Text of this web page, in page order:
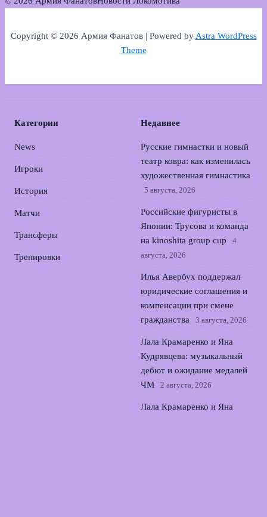
Copyright © 2026 Армия Фанатов | Powered byAstra WordPress
Theme
Категории
News
Игроки
История
Матчи
Трансферы
Тренировки
Недавнее
Русские гимнастки и новый
театр ковра: как изменилась
художественная гимнастика
5 августа, 2026
Российские фигуристы в
Японии: Трусова и команда
на kinoshita group cup
4
августа, 2026
Илья Авербух поддержал
юридические соглашения и
компенсации при смене
гражданства
3 августа, 2026
Лала Крамаренко и Яна
Кудрявцева: музыкальный
дебют и ожидание медалей
ЧМ
2 августа, 2026
Лала Крамаренко и Яна